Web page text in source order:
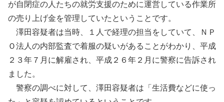
が自閉症の人たちの就労支援のために運営している作業所
の売り上げ金を管理していたということです。
澤田容疑者は当時、１人で経理の担当をしていて、ＮＰ
Ｏ法人の内部監査で着服の疑いがあることがわかり、平成
２３年７月に解雇され、平成２６年２月に警察に告訴され
ました。
警察の調べに対して、澤田容疑者は「生活費などに使っ